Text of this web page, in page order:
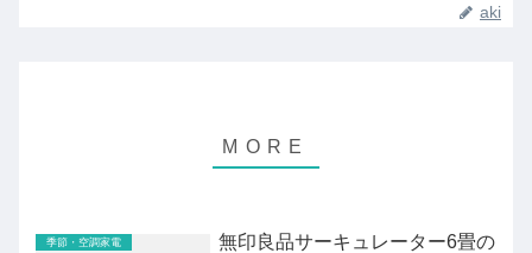
aki
季節・空調家電
無印良品サーキュレーター6畳の